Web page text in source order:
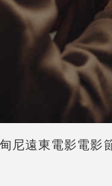
尼遠東電影電影